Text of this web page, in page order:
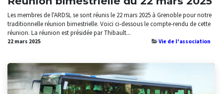
Les membres de l'ARDSL se sont réunis le 22 mars 2025 à Grenoble pour notre
traditionnelle réunion bimestrielle. Voici ci-dessous le compte-rendu de cette
réunion. La réunion est présidée par Thibault...
22 mars 2025 Vie de l'association